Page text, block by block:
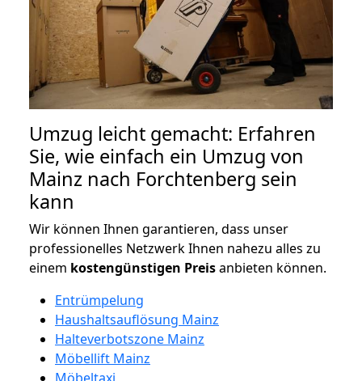
Umzug leicht gemacht: Erfahren
Sie, wie einfach ein Umzug von
Mainz nach Forchtenberg sein
kann
Wir können Ihnen garantieren, dass unser
professionelles Netzwerk Ihnen nahezu alles zu
einem kostengünstigen Preisanbieten können.
Entrümpelung
Haushaltsauflösung Mainz
Halteverbotszone Mainz
Möbellift Mainz
Möbeltaxi